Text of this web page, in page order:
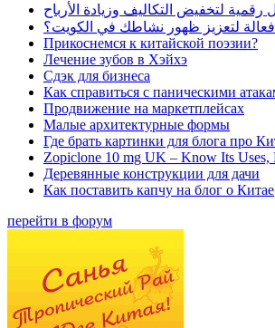
لتخفيض التكاليف وزيادة الأرباح
لتعزيز ظهور نشاطك في الكويت؟
Прикоснемся к китайской поэзии?
Лечение зубов в Хэйхэ
Сдэк для бизнеса
Как справиться с паническими
Продвижение на маркетплейсах
Малые архитектурные формы
Где брать картинки для блога про
Zopiclone 10 mg UK – Know Its Uses,
Деревянные конструкции для дачи
Как поставить капчу на блог о Китае
перейти в форум